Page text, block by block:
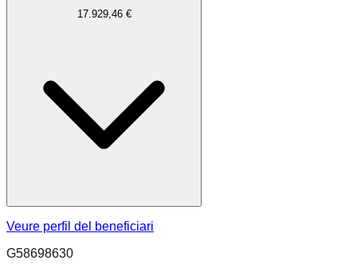
17.929,46 €
Veure perfil del beneficiari
G58698630